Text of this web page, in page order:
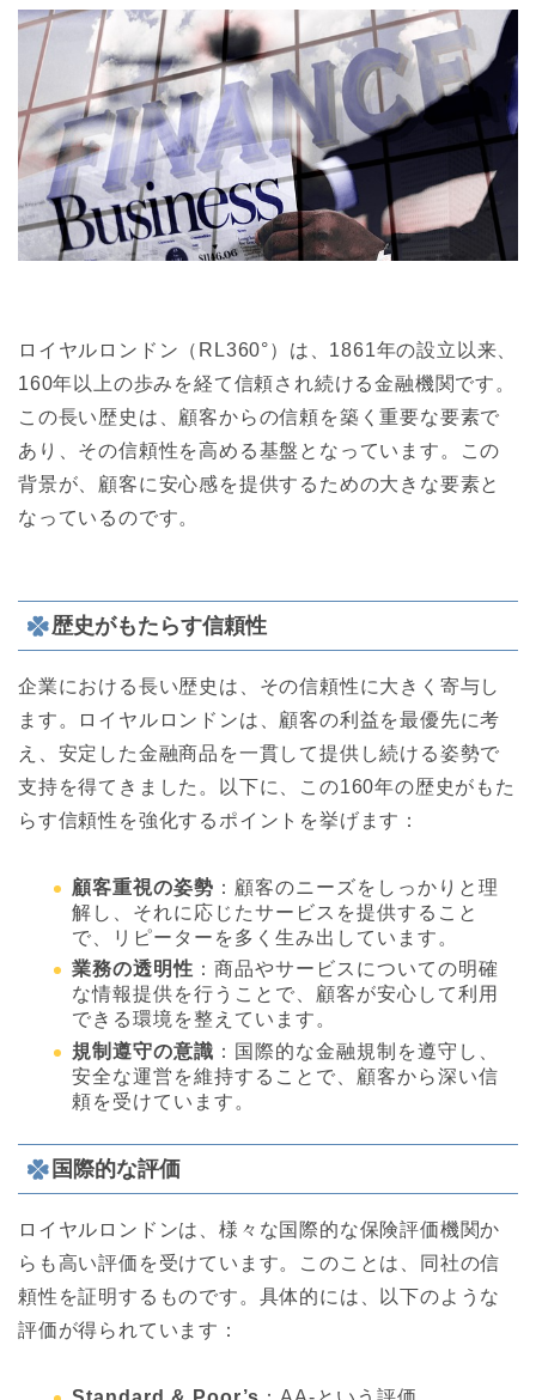
ロイヤルロンドン（RL360°）は、1861年の設立以来、
160年以上の歩みを経て信頼され続ける金融機関です。
この長い歴史は、顧客からの信頼を築く重要な要素で
あり、その信頼性を高める基盤となっています。この
背景が、顧客に安心感を提供するための大きな要素と
なっているのです。
歴史がもたらす信頼性
企業における長い歴史は、その信頼性に大きく寄与し
ます。ロイヤルロンドンは、顧客の利益を最優先に考
え、安定した金融商品を一貫して提供し続ける姿勢で
支持を得てきました。以下に、この160年の歴史がもた
らす信頼性を強化するポイントを挙げます：
顧客重視の姿勢 ：顧客のニーズをしっかりと理
解し、それに応じたサービスを提供すること
で、リピーターを多く生み出しています。
業務の透明性 ：商品やサービスについての明確
な情報提供を行うことで、顧客が安心して利用
できる環境を整えています。
規制遵守の意識 ：国際的な金融規制を遵守し、
安全な運営を維持することで、顧客から深い信
頼を受けています。
国際的な評価
ロイヤルロンドンは、様々な国際的な保険評価機関か
らも高い評価を受けています。このことは、同社の信
頼性を証明するものです。具体的には、以下のような
評価が得られています：